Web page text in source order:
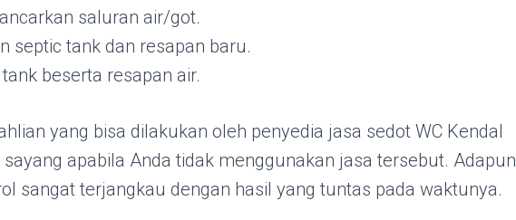
saluran air/got.
septic tank dan resapan baru.
beserta resapan air.
yang bisa dilakukan oleh penyedia jasa sedot WC Kendal
apabila Anda tidak menggunakan jasa tersebut. Adapun
sangat terjangkau dengan hasil yang tuntas pada waktunya.